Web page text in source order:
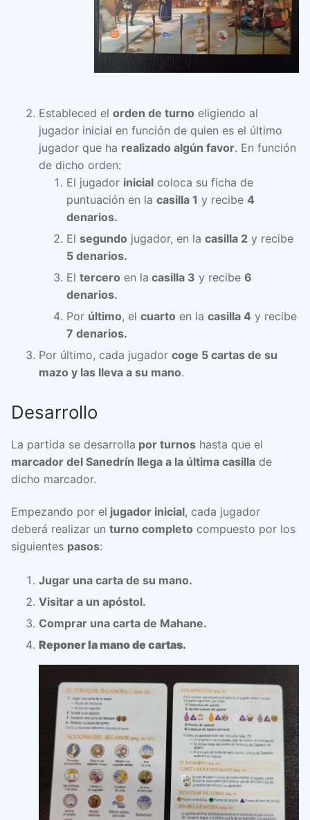
Estableced el orden de turno eligiendo al
jugador inicial en función de quien es el último
jugador que ha realizado algún favor. En función
de dicho orden:
El jugador inicial coloca su ficha de
puntuación en la casilla 1 y recibe 4
denarios.
El segundo jugador, en la casilla 2 y recibe
5 denarios.
El tercero en la casilla 3 y recibe 6
denarios.
Por último, el cuarto en la casilla 4 y recibe
7 denarios.
Por último, cada jugador coge 5 cartas de su
mazo y las lleva a su mano.
Desarrollo
La partida se desarrolla por turnos hasta que el
marcador del Sanedrín llega a la última casilla de
dicho marcador.
Empezando por el jugador inicial, cada jugador
deberá realizar un turno completo compuesto por los
siguientes pasos:
Jugar una carta de su mano.
Visitar a un apóstol.
Comprar una carta de Mahane.
Reponer la mano de cartas.